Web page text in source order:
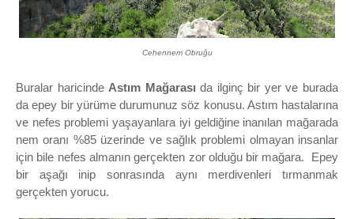
Cehennem Obruğu
Buralar haricinde Astım Mağarası da ilginç bir yer ve burada
da epey bir yürüme durumunuz söz konusu. Astım hastalarına
ve nefes problemi yaşayanlara iyi geldiğine inanılan mağarada
nem oranı %85 üzerinde ve sağlık problemi olmayan insanlar
için bile nefes almanın gerçekten zor olduğu bir mağara. Epey
bir aşağı inip sonrasında aynı merdivenleri tırmanmak
gerçekten yorucu.